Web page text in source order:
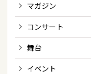
マガジン
コンサート
舞台
イベント